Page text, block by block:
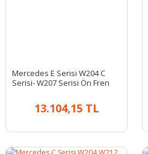
Mercedes E Serisi W204 C
Serisi- W207 Serisi Ön Fren
13.104,15 TL